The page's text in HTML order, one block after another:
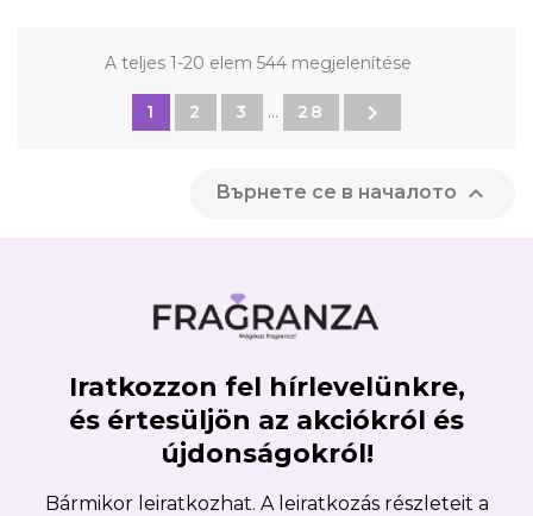
A teljes 1-20 elem 544 megjelenítése
1 2 3 … 28 
Върнете се в началото 
Iratkozzon fel hírlevelünkre,
és értesüljön az akciókról és
újdonságokról!
Bármikor leiratkozhat. A leiratkozás részleteit a